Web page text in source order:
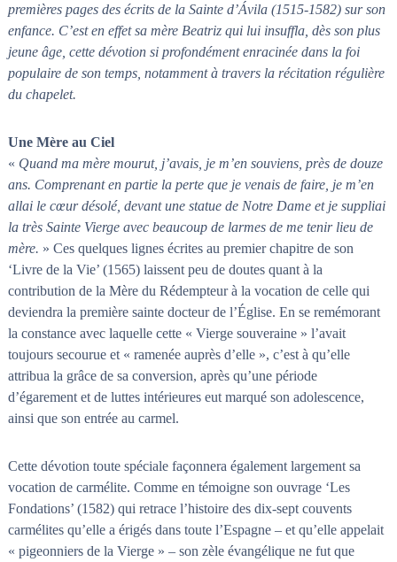
i
o
n
s
é
f
a
t
œ
d
s
premières pages des écrits de la Sainte d’Ávila (1515-1582) sur son
enfance. C’est en effet sa mère Beatriz qui lui insuffla, dès son plus
jeune âge, cette dévotion si profondément enracinée dans la foi
populaire de son temps, notamment à travers la récitation régulière
du chapelet.
Une Mère au Ciel
« Quand ma mère mourut, j’avais, je m’en souviens, près de douze
ans. Comprenant en partie la perte que je venais de faire, je m’en
allai le cœur désolé, devant une statue de Notre Dame et je suppliai
la très Sainte Vierge avec beaucoup de larmes de me tenir lieu de
mère. » Ces quelques lignes écrites au premier chapitre de son
‘Livre de la Vie’ (1565) laissent peu de doutes quant à la
contribution de la Mère du Rédempteur à la vocation de celle qui
deviendra la première sainte docteur de l’Église. En se remémorant
la constance avec laquelle cette « Vierge souveraine » l’avait
toujours secourue et « ramenée auprès d’elle », c’est à qu’elle
attribua la grâce de sa conversion, après qu’une période
d’égarement et de luttes intérieures eut marqué son adolescence,
ainsi que son entrée au carmel.
Cette dévotion toute spéciale façonnera également largement sa
vocation de carmélite. Comme en témoigne son ouvrage ‘Les
Fondations’ (1582) qui retrace l’histoire des dix-sept couvents
carmélites qu’elle a érigés dans toute l’Espagne – et qu’elle appelait
« pigeonniers de la Vierge » – son zèle évangélique ne fut que